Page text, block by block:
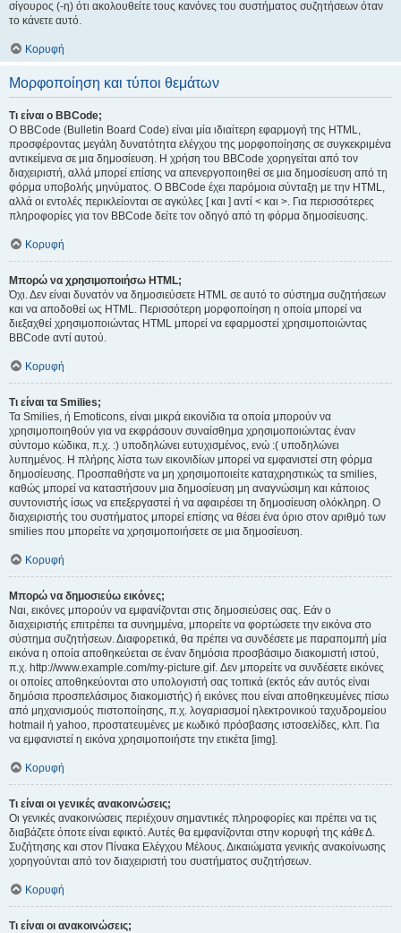
σίγουρος (-η) ότι ακολουθείτε τους κανόνες του συστήματος συζητήσεων όταν
το κάνετε αυτό.
Κορυφή
Μορφοποίηση και τύποι θεμάτων
Τι είναι ο BBCode;
Ο BBCode (Bulletin Board Code) είναι μία ιδιαίτερη εφαρμογή της HTML,
προσφέροντας μεγάλη δυνατότητα ελέγχου της μορφοποίησης σε συγκεκριμένα
αντικείμενα σε μια δημοσίευση. Η χρήση του BBCode χορηγείται από τον
διαχειριστή, αλλά μπορεί επίσης να απενεργοποιηθεί σε μια δημοσίευση από τη
φόρμα υποβολής μηνύματος. Ο BBCode έχει παρόμοια σύνταξη με την HTML,
αλλά οι εντολές περικλείονται σε αγκύλες [ και ] αντί < και >. Για περισσότερες
πληροφορίες για τον BBCode δείτε τον οδηγό από τη φόρμα δημοσίευσης.
Κορυφή
Μπορώ να χρησιμοποιήσω HTML;
Όχι. Δεν είναι δυνατόν να δημοσιεύσετε HTML σε αυτό το σύστημα συζητήσεων
και να αποδοθεί ως HTML. Περισσότερη μορφοποίηση η οποία μπορεί να
διεξαχθεί χρησιμοποιώντας HTML μπορεί να εφαρμοστεί χρησιμοποιώντας
BBCode αντί αυτού.
Κορυφή
Τι είναι τα Smilies;
Τα Smilies, ή Emoticons, είναι μικρά εικονίδια τα οποία μπορούν να
χρησιμοποιηθούν για να εκφράσουν συναίσθημα χρησιμοποιώντας έναν
σύντομο κώδικα, π.χ. :) υποδηλώνει ευτυχισμένος, ενώ :( υποδηλώνει
λυπημένος. Η πλήρης λίστα των εικονιδίων μπορεί να εμφανιστεί στη φόρμα
δημοσίευσης. Προσπαθήστε να μη χρησιμοποιείτε καταχρηστικώς τα smilies,
καθώς μπορεί να καταστήσουν μια δημοσίευση μη αναγνώσιμη και κάποιος
συντονιστής ίσως να επεξεργαστεί ή να αφαιρέσει τη δημοσίευση ολόκληρη. Ο
διαχειριστής του συστήματος μπορεί επίσης να θέσει ένα όριο στον αριθμό των
smilies που μπορείτε να χρησιμοποιήσετε σε μια δημοσίευση.
Κορυφή
Μπορώ να δημοσιεύω εικόνες;
Ναι, εικόνες μπορούν να εμφανίζονται στις δημοσιεύσεις σας. Εάν ο
διαχειριστής επιτρέπει τα συνημμένα, μπορείτε να φορτώσετε την εικόνα στο
σύστημα συζητήσεων. Διαφορετικά, θα πρέπει να συνδέσετε με παραπομπή μία
εικόνα η οποία αποθηκεύεται σε έναν δημόσια προσβάσιμο διακομιστή ιστού,
π.χ. http://www.example.com/my-picture.gif. Δεν μπορείτε να συνδέσετε εικόνες
οι οποίες αποθηκεύονται στο υπολογιστή σας τοπικά (εκτός εάν αυτός είναι
δημόσια προσπελάσιμος διακομιστής) ή εικόνες που είναι αποθηκευμένες πίσω
από μηχανισμούς πιστοποίησης, π.χ. λογαριασμοί ηλεκτρονικού ταχυδρομείου
hotmail ή yahoo, προστατευμένες με κωδικό πρόσβασης ιστοσελίδες, κλπ. Για
να εμφανιστεί η εικόνα χρησιμοποιήστε την ετικέτα [img].
Κορυφή
Τι είναι οι γενικές ανακοινώσεις;
Οι γενικές ανακοινώσεις περιέχουν σημαντικές πληροφορίες και πρέπει να τις
διαβάζετε όποτε είναι εφικτό. Αυτές θα εμφανίζονται στην κορυφή της κάθε Δ.
Συζήτησης και στον Πίνακα Ελέγχου Μέλους. Δικαιώματα γενικής ανακοίνωσης
χορηγούνται από τον διαχειριστή του συστήματος συζητήσεων.
Κορυφή
Τι είναι οι ανακοινώσεις;